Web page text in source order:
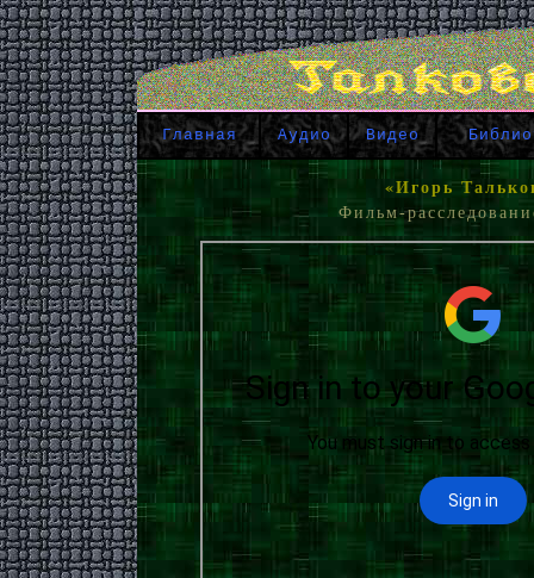
Главная Аудио Видео
«Игорь
Фильм-